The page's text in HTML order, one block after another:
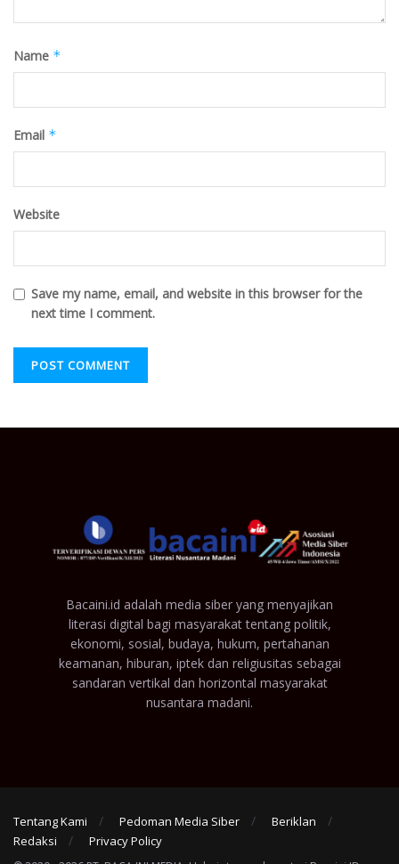
Name *
Email *
Website
Save my name, email, and website in this browser for the
next time I comment.
Bacaini.id adalah media siber yang menyajikan
literasi digital bagi masyarakat tentang politik,
ekonomi, sosial, budaya, hukum, pertahanan
keamanan, hiburan, iptek dan religiusitas sebagai
sandaran vertikal dan horizontal masyarakat
nusantara madani.
Tentang Kami Pedoman Media Siber
Beriklan
Redaksi
Privacy Policy